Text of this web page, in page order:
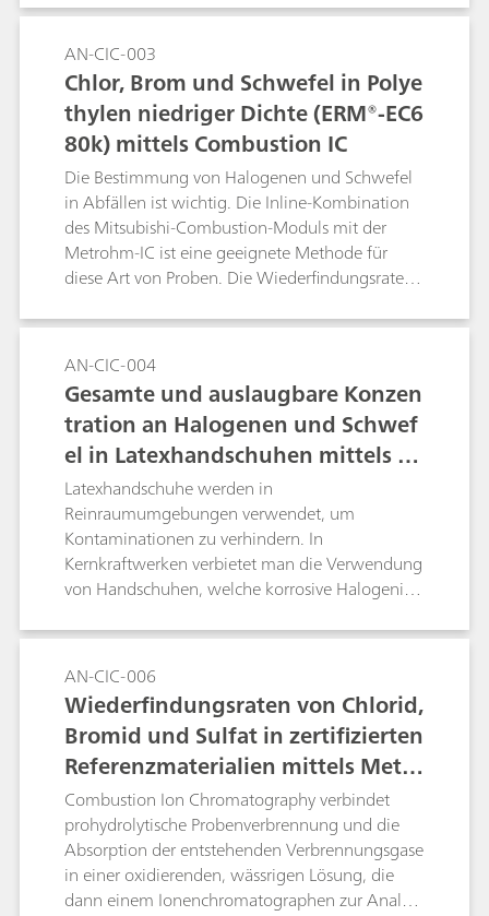
Trioxanlösungen enthalten häufig Spuren von
Triethylamin, das quantifiziert werden muss.
Dies erfolgt auf der Säule Metrosep C 3-250/4.0
mit anschliessender direkter
Leitfähigkeitsdetektion.
AN-CIC-003
Chlor, Brom und Schwefel in Polye
thylen niedriger Dichte (ERM®-EC6
80k) mittels Combustion IC
Die Bestimmung von Halogenen und Schwefel
in Abfällen ist wichtig. Die Inline-Kombination
des Mitsubishi-Combustion-Moduls mit der
Metrohm-IC ist eine geeignete Methode für
diese Art von Proben. Die Wiederfindungsraten
Referenzmaterial, zum Beispiel einem
Polyethylen niedriger Dichte (low-density
polyethylen, LDPE), analysiert.Stichwort:
Pyrohydrolyse
AN-CIC-004
Gesamte und auslaugbare Konzen
tration an Halogenen und Schwef
el in Latexhandschuhen mittels Co
mbustion Ion Chromatography un
d einem Auslaugstest
Latexhandschuhe werden in
Reinraumumgebungen verwendet, um
Kontaminationen zu verhindern. In
Kernkraftwerken verbietet man die Verwendung
von Handschuhen, welche korrosive Halogenide
Halogen und Schwefel wird mittels Combustion
Ion Chromatography bestimmt. Zur
Überprüfung des eluierbaren Anteils von
Halogenen und Sulfat aus Handschuhen wird
ein Eluattest durchgeführt. Die
Probenvorbereitung besteht aus Anreicherung
und Matrixeliminierung (MiPCT-ME), wie in AN-
S-304 beschrieben.Stichwort: Pyrohydrolyse
AN-CIC-006
Wiederfindungsraten von Chlorid,
Bromid und Sulfat in zertifizierten
Referenzmaterialien mittels Metro
hm Combustion Ion Chromatogra
phy
Combustion Ion Chromatography verbindet
prohydrolytische Probenverbrennung und die
Absorption der entstehenden Verbrennungsgase
in einer oxidierenden, wässrigen Lösung, die
dann einem Ionenchromatographen zur Analyse